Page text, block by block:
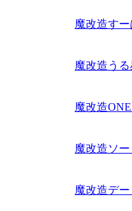
魔改造す
魔改造う
魔改造
魔改造ソ
魔改造デ